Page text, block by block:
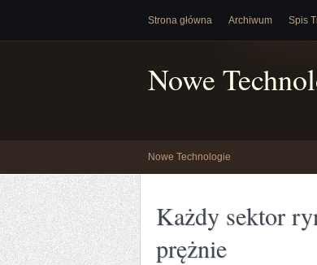
Strona główna Archiwum Spis
Nowe
Nowe Technologie
Każdy sektor
prężnie